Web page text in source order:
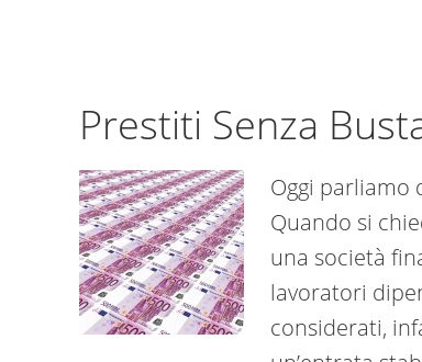
Prestiti Senza
Oggi parliamo
Quando si
una società
lavoratori
considerati,